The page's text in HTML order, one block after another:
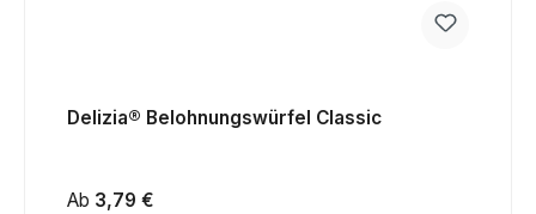
Delizia® Belohnungswürfel Classic
Regulärer Preis:
Ab 3,79 €